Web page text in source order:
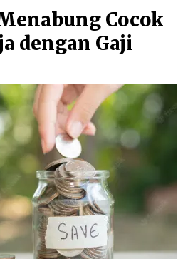
Cocok
dengan Gaji